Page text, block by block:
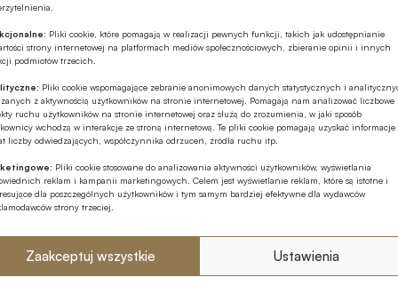
Pliki cookie, które pomagają w realizacji pewnych funkcji, takich jak udostępnianie
strony internetowej na platformach mediów społecznościowych, zbieranie opinii i innych
podmiotów trzecich.
Pliki cookie wspomagające zebranie anonimowych danych statystycznych i
z aktywnością użytkowników na stronie internetowej. Pomagają nam analizować liczbowe
ruchu użytkowników na stronie internetowej oraz służą do zrozumienia, w jaki sposób
wchodzą w interakcje ze stroną internetową. Te pliki cookie pomagają uzyskać informacje
liczby odwiedzających, współczynnika odrzuceń, źródła ruchu itp.
Pliki cookie stosowane do analizowania aktywności użytkowników, wyświetlania
reklam i kampanii marketingowych. Celem jest wyświetlanie reklam, które są istotne i
dla poszczególnych użytkowników i tym samym bardziej efektywne dla wydawców
strony trzeciej.
Zaakceptuj wszystkie Ustawienia
umożliwia poznanie postaw osób, które dopiero
ona kanwą do dyskusji na forum Komisji Etyki
miesięcy, dostrzega nieustająco potrzebę
etycznych na rynku finansowym. Dlatego
kolejnej, VIII. edycji Konkursu „Etyka w